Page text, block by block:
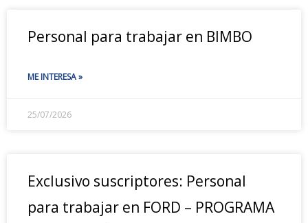
Personal para trabajar en BIMBO
ME INTERESA »
25/07/2026
Exclusivo suscriptores: Personal
para trabajar en FORD – PROGRAMA